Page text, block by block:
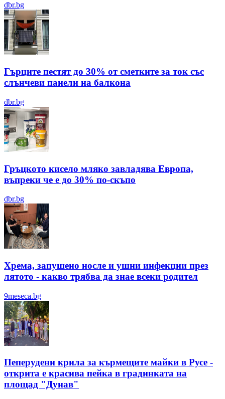
dbr.bg
Гърците пестят до 30% от сметките за ток със
слънчеви панели на балкона
dbr.bg
Гръцкото кисело мляко завладява Европа,
въпреки че е до 30% по-скъпо
dbr.bg
Хрема, запушено носле и ушни инфекции през
лятотo - какво трябва да знае всеки родител
9meseca.bg
Пеперудени крила за кърмещите майки в Русе -
открита е красива пейка в градинката на
площад "Дунав"